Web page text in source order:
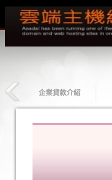
企業貸款介紹